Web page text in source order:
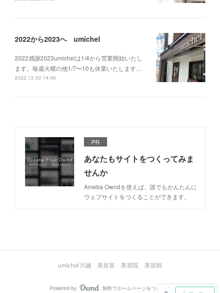
2022から2023へ umichel
2022感謝2023umichelは1/4から営業開始いたし
ます。毎週火曜の他1/7〜10も休業いたします…
2022.12.30 14:40
PR
あなたもサイトをつくってみま
せんか
Ameba Owndを使えば、誰でもかんたんに
ウェブサイトをつくることができます。
umichel 川越 美容室 美容院 美容師
Powered by AmebaOwnd
無料でホームページをつくろう